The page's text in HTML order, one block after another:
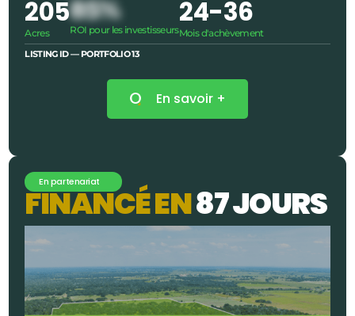
205
Acres
85%
ROI pour les investisseurs
24-36
Mois d'achèvement
LISTING ID — PORTFOLIO 13
En savoir +
En partenariat
FINANCÉEN87JOURS